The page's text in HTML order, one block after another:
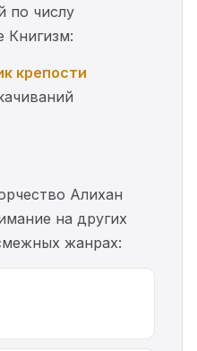
по числу
Книгизм:
крепости
Алихан
на других
жанрах: